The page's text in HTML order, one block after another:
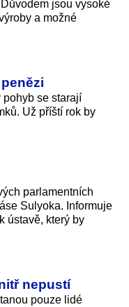
jsou vysoké
a možné
pohyb se starají
Už příští rok by
parlamentních
Sulyoka. Informuje
ústavě, který by
nepustí
pouze lidé